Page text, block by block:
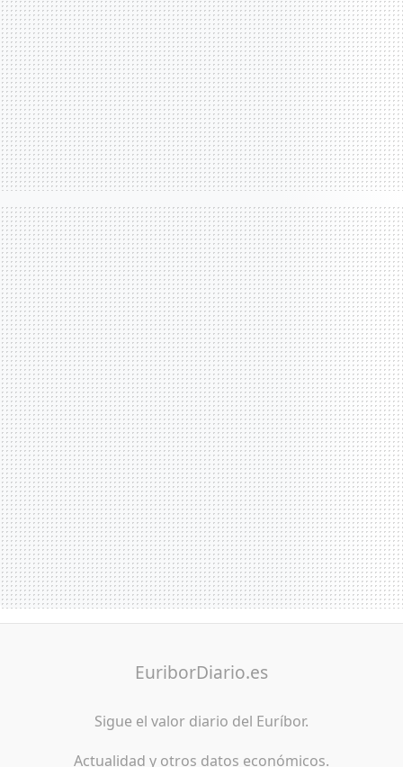
EuriborDiario.es
Sigue el valor diario del Euríbor.
Actualidad y otros datos económicos.